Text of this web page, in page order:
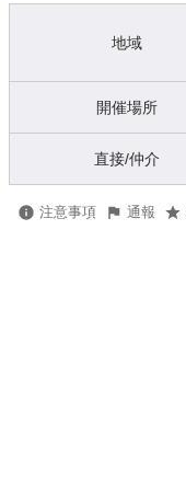
地域
開催場所
直接/仲介
注意事項 通報